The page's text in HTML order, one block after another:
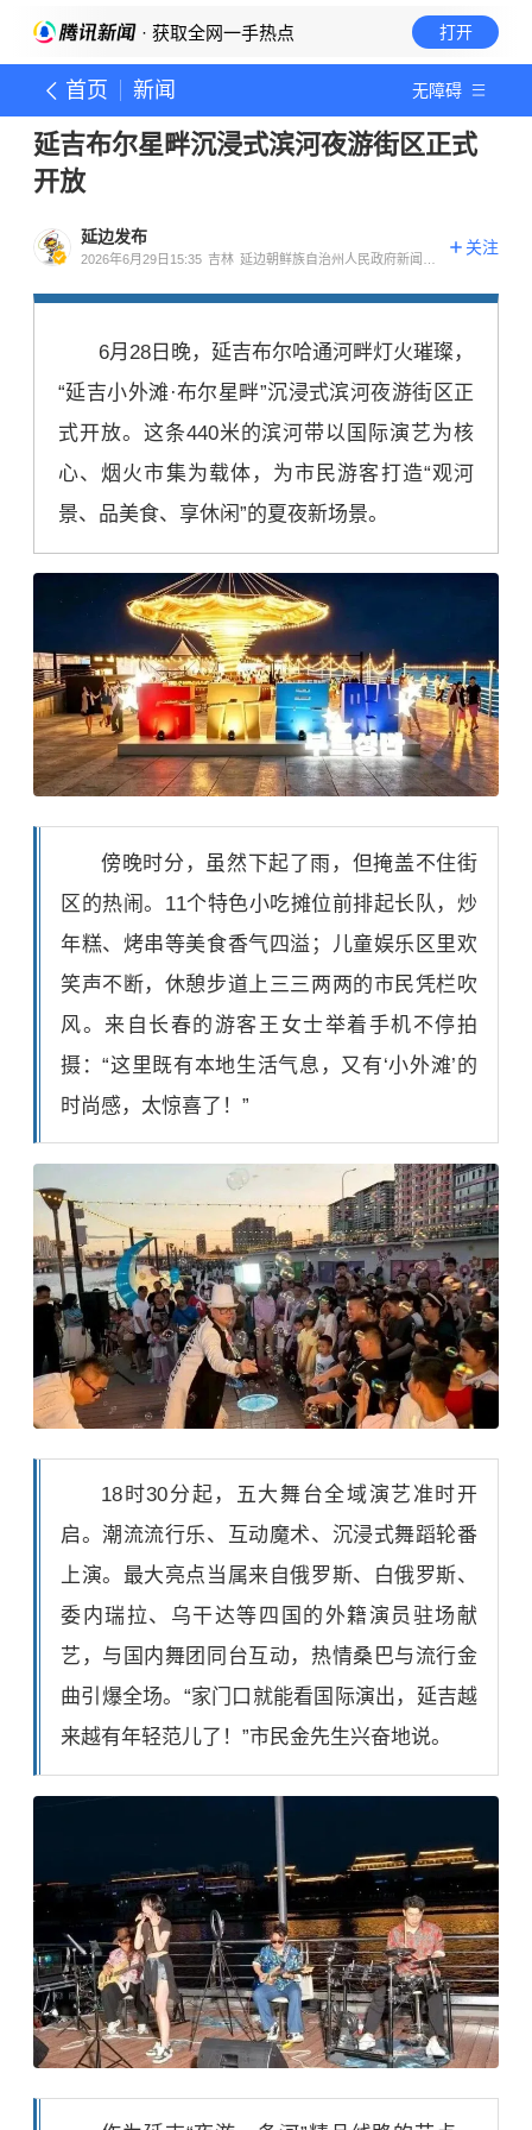
· 获取全网一手热点 打开
首页 新闻 无障碍
延吉布尔星畔沉浸式滨河夜游街区正式
开放
延边发布
2026年6月29日15:35 吉林 延边朝鲜族自治州人民政府新闻办
关注
6月28日晚，延吉布尔哈通河畔灯火璀璨，
“延吉小外滩·布尔星畔”沉浸式滨河夜游街区正
式开放。这条440米的滨河带以国际演艺为核
心、烟火市集为载体，为市民游客打造“观河
景、品美食、享休闲”的夏夜新场景。
傍晚时分，虽然下起了雨，但掩盖不住街
区的热闹。11个特色小吃摊位前排起长队，炒
年糕、烤串等美食香气四溢；儿童娱乐区里欢
笑声不断，休憩步道上三三两两的市民凭栏吹
风。来自长春的游客王女士举着手机不停拍
摄：“这里既有本地生活气息，又有‘小外滩’的
时尚感，太惊喜了！”
18时30分起，五大舞台全域演艺准时开
启。潮流流行乐、互动魔术、沉浸式舞蹈轮番
上演。最大亮点当属来自俄罗斯、白俄罗斯、
委内瑞拉、乌干达等四国的外籍演员驻场献
艺，与国内舞团同台互动，热情桑巴与流行金
曲引爆全场。“家门口就能看国际演出，延吉越
来越有年轻范儿了！”市民金先生兴奋地说。